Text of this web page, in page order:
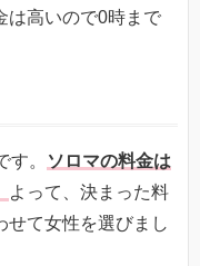
は高いので0時まで
。
ソロマの料金は
よって、決まった料
せて女性を選びまし